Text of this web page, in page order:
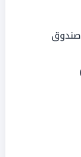
صندوق